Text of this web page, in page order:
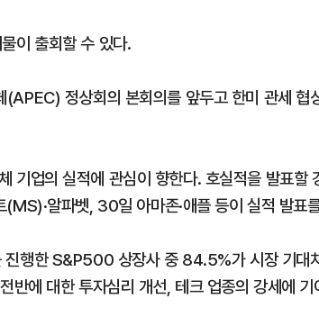
이 출회할 수 있다.
정상회의 본회의를 앞두고 한미 관세 협
기업의 실적에 관심이 향한다. 호실적을 발표할
알파벳, 30일 아마존·애플 등이 실적 발표
진행한 S&P500 상장사 중 84.5%가 시장 기대
반에 대한 투자심리 개선, 테크 업종의 강세에 기